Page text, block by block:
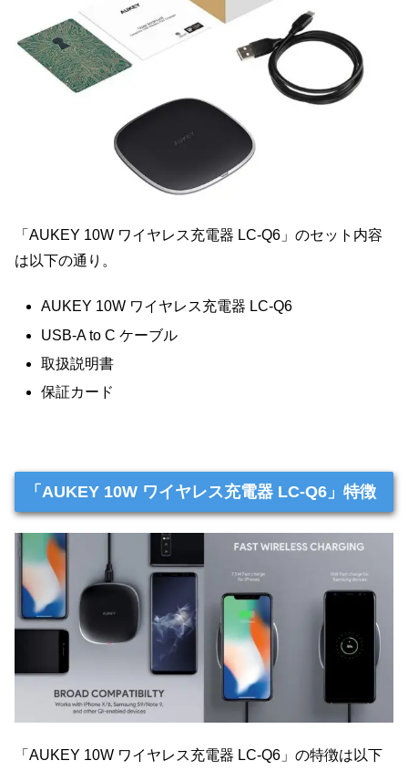
「AUKEY 10W ワイヤレス充電器 LC-Q6」のセット内容
は以下の通り。
AUKEY 10W ワイヤレス充電器 LC-Q6
USB-A to C ケーブル
取扱説明書
保証カード
「AUKEY 10W ワイヤレス充電器 LC-Q6」特徴
「AUKEY 10W ワイヤレス充電器 LC-Q6」の特徴は以下